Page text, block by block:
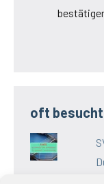
oft besucht